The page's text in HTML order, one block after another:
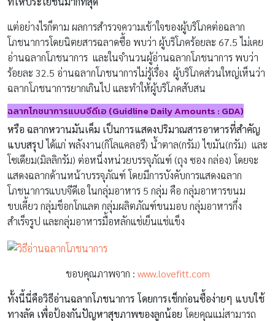
แต่อย่างไรก็ตาม ผลการสำรวจความเข้าใจของผู้บริโภคต่อฉลาก
โภชนาการโดยนิตยสารฉลาดซื้อ พบว่า ผู้บริโภคร้อยละ 67.5 ไม่เคย
อ่านฉลากโภชนาการ และในจำนวนผู้อ่านฉลากโภชนาการ พบว่า
ร้อยละ 32.5 อ่านฉลากโภชนาการไม่รู้เรื่อง ผู้บริโภคส่วนใหญ่เห็นว่า
ฉลากโภชนาการยากเกินไป และทำให้ผู้บริโภคสับสน
ฉลากโภชนาการแบบจีดีเอ (Guidline Daily Amounts : GDA)
หรือ ฉลากหวานมันเค็ม เป็นการแสดงปริมาณสารอาหารที่สำคัญ
แบบสรุปได้แก่ พลังงาน(กิโลแคลอรี) น้ำตาล(กรัม) ไขมัน(กรัม) และ
โซเดียม(มิลลิกรัม) ต่อหนึ่งหน่วยบรรจุภัณฑ์ (ถุง ซอง กล่อง) โดยจะ
แสดงฉลากด้านหน้าบรรจุภัณฑ์ โดยมีการบังคับการแสดงฉลาก
โภชนาการแบบจีดีเอ ในกลุ่มอาหาร 5 กลุ่ม คือ กลุ่มอาหารขนม
ขบเคี้ยว กลุ่มช็อกโกแลต กลุ่มผลิตภัณฑ์ขนมอบ กลุ่มอาหารกึ่ง
สำเร็จรูป และกลุ่มอาหารมื้อหลักแช่เย็นแช่แข็ง
ขอบคุณภาพจาก : www.lovefitt.com
ทั้งนี้นี่คือวิธีอ่านฉลากโภชนาการ โดยการเช็กก่อนซื้อง่ายๆ แบบใช้
ทางลัด เพื่อป้องกันปัญหาสุขภาพของลูกน้อย โดยคุณแม่สามารถ